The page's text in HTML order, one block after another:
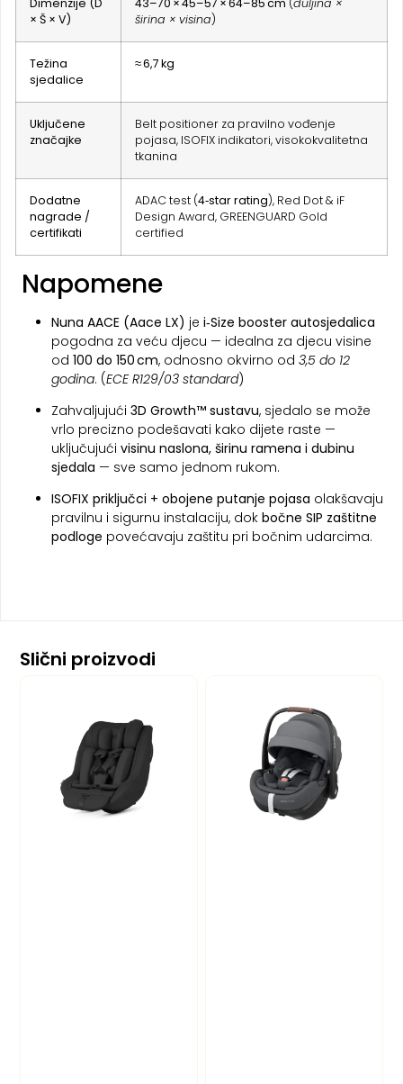
× Š × V)
širina × visina)
Težina
sjedalice
≈ 6,7 kg
Uključene
značajke
Belt positioner za pravilno vođenje
pojasa, ISOFIX indikatori, visokokvalitetna
tkanina
Dodatne
nagrade /
certifikati
ADAC test (4‑star rating), Red Dot & iF
Design Award, GREENGUARD Gold
certified
Napomene
Nuna AACE (Aace LX) je i‑Size booster autosjedalica
pogodna za veću djecu — idealna za djecu visine
od 100 do 150 cm, odnosno okvirno od 3,5 do 12
godina. (ECE R129/03 standard)
Zahvaljujući 3D Growth™ sustavu, sjedalo se može
vrlo precizno podešavati kako dijete raste —
uključujući visinu naslona, širinu ramena i dubinu
sjedala — sve samo jednom rukom.
ISOFIX priključci + obojene putanje pojasa olakšavaju
pravilnu i sigurnu instalaciju, dok bočne SIP zaštitne
podloge povećavaju zaštitu pri bočnim udarcima.
Slični proizvodi